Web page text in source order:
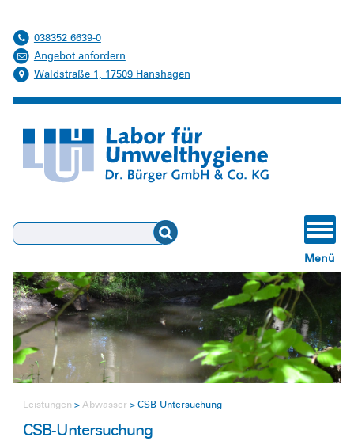
038352 6639-0
Angebot anfordern
Waldstraße 1, 17509 Hanshagen
Suchen
Menü
Leistungen Abwasser CSB-Untersuchung
CSB-Untersuchung
Verdunstungskühlanlagen, Nassabscheider, Kühltürme